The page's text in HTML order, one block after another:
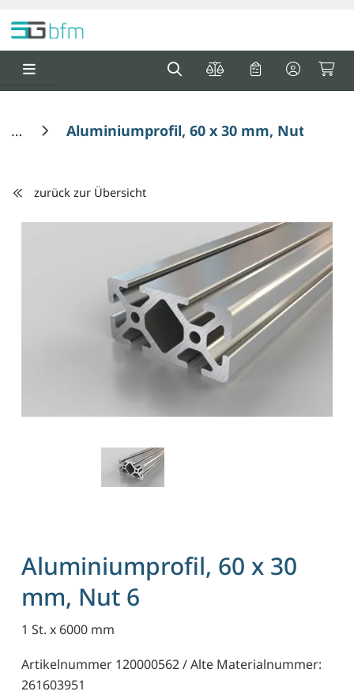
Aluminiumprofil, 60 x 30 mm, Nut 6
zurück zur Übersicht
Aluminiumprofil, 60 x 30
mm, Nut 6
1 St. x 6000 mm
Artikelnummer 120000562 / Alte Materialnummer:
261603951